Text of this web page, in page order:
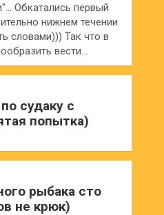
Обкатались первый
нижнем течении.
словами))) Так что в
вести…
судаку с
попытка)
рыбака сто
не крюк)